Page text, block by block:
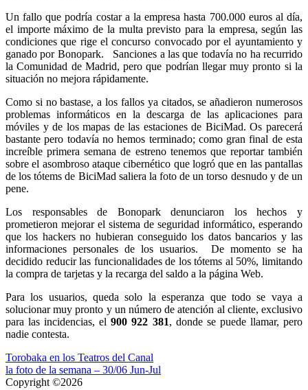
Un fallo que podría costar a la empresa hasta 700.000 euros al día,
el importe máximo de la multa previsto para la empresa, según las
condiciones que rige el concurso convocado por el ayuntamiento y
ganado por Bonopark. Sanciones a las que todavía no ha recurrido
la Comunidad de Madrid, pero que podrían llegar muy pronto si la
situación no mejora rápidamente.
Como si no bastase, a los fallos ya citados, se añadieron numerosos
problemas informáticos en la descarga de las aplicaciones para
móviles y de los mapas de las estaciones de BiciMad. Os parecerá
bastante pero todavía no hemos terminado; como gran final de esta
increíble primera semana de estreno tenemos que reportar también
sobre el asombroso ataque cibernético que logró que en las pantallas
de los tótems de BiciMad saliera la foto de un torso desnudo y de un
pene.
Los responsables de Bonopark denunciaron los hechos y
prometieron mejorar el sistema de seguridad informático, esperando
que los hackers no hubieran conseguido los datos bancarios y las
informaciones personales de los usuarios. De momento se ha
decidido reducir las funcionalidades de los tótems al 50%, limitando
la compra de tarjetas y la recarga del saldo a la página Web.
Para los usuarios, queda solo la esperanza que todo se vaya a
solucionar muy pronto y un número de atención al cliente, exclusivo
para las incidencias, el900 922 381, donde se puede llamar, pero
nadie contesta.
Navegación
de
Torobaka en los Teatros del Canal
la foto de la semana – 30/06 Jun-Jul
Copyright ©2026